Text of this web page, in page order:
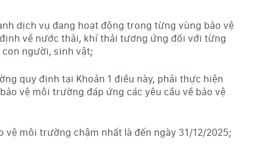
dịch vụ đang hoạt động trong từng vùng bảo vệ
về nước thải, khí thải tương ứng đối với từng
người, sinh vật;
quy định tại Khoản 1 điều này, phải thực hiện
vệ môi trường đáp ứng các yêu cầu về bảo vệ
môi trường chậm nhất là đến ngày 31/12/2025;